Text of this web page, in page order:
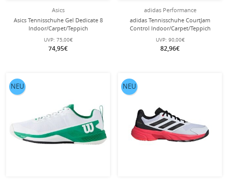
Asics
Asics Tennisschuhe Gel Dedicate 8
Indoor/Carpet/Teppich
cremeweiss/pink Damen
UVP: 75,00€
74,95€
adidas Performance
adidas Tennisschuhe CourtJam
Control Indoor/Carpet/Teppich
weiss/navy Herren
UVP: 90,00€
82,96€
NEU NEU